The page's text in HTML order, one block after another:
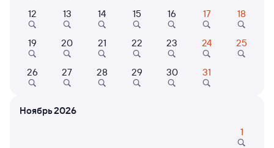
Выберите дату
097Э Проходящий 8,2
Возрождение
из Тынды
06:40 10:15
1 д 4 ч 35 м в пути
Маршрут
12 13 14 15 16 17 18
19 20 21 22 23 24 25
26 27 28 29 30 31
Ноябрь 2026
1